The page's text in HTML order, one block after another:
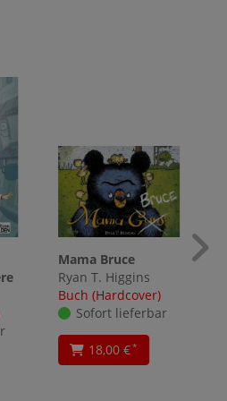
Mama Bruce
Ryan T. Higgins
Buch (Hardcover)
Sofort lieferbar
18,00 €*